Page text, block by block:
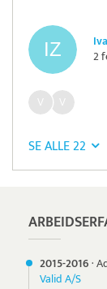
2
SE ALLE 22
2015-2016·
Valid A/S